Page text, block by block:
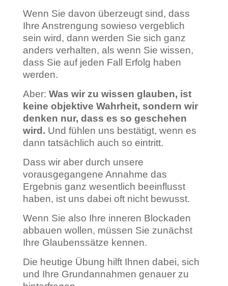
Wenn Sie davon überzeugt sind, dass
Ihre Anstrengung sowieso vergeblich
sein wird, dann werden Sie sich ganz
anders verhalten, als wenn Sie wissen,
dass Sie auf jeden Fall Erfolg haben
werden.
Aber: Was wir zu wissen glauben, ist
keine objektive Wahrheit, sondern wir
denken nur, dass es so geschehen
wird. Und fühlen uns bestätigt, wenn es
dann tatsächlich auch so eintritt.
Dass wir aber durch unsere
vorausgegangene Annahme das
Ergebnis ganz wesentlich beeinflusst
haben, ist uns dabei oft nicht bewusst.
Wenn Sie also Ihre inneren Blockaden
abbauen wollen, müssen Sie zunächst
Ihre Glaubenssätze kennen.
Die heutige Übung hilft Ihnen dabei, sich
und Ihre Grundannahmen genauer zu